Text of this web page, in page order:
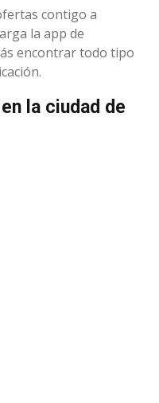
contigo a
la app de
encontrar todo tipo
la ciudad de